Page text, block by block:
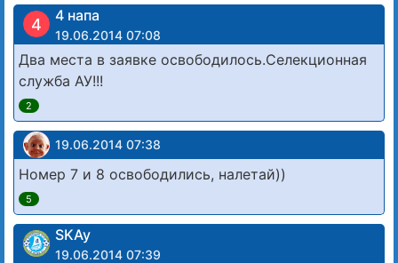
4 4 напа
19.06.2014 07:08
Два места в заявке освободилось.Селекционная
служба АУ!!!
2
19.06.2014 07:38
Номер 7 и 8 освободились, налетай))
5
SKAy
19.06.2014 07:39